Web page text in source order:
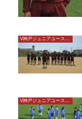
V神戸ジュニアユースU14